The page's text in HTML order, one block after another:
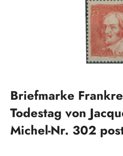
Briefmarke
Todestag von
Michel-Nr. 302